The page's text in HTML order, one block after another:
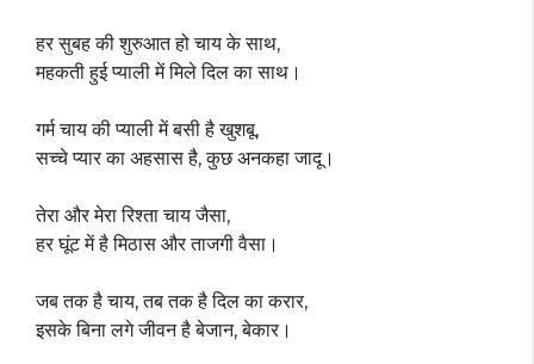
हर सुबह की शुरुआत हो चाय के साथ,
महकती हुई प्याली में मिले दिल का साथ।
गर्म चाय की प्याली में बसी है खुशबू,
सच्चे प्यार का अहसास है, कुछ अनकहा जादू।
तेरा और मेरा रिश्ता चाय जैसा,
हर घूंट में है मिठास और ताजगी वैसा।
जब तक है चाय, तब तक है दिल का करार,
इसके बिना लगे जीवन है बेजान, बेकार।